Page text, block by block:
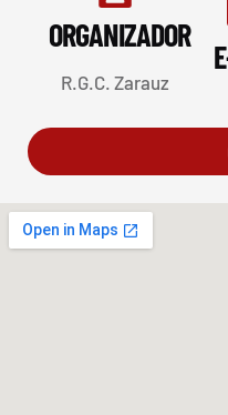
ORGANIZADOR
R.G.C. Zarauz